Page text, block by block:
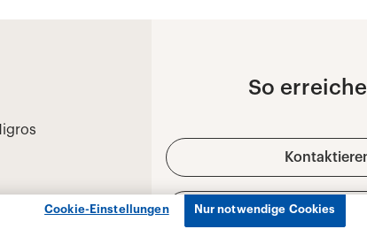
Cookie-Einstellungen Nur notwendige Cookies